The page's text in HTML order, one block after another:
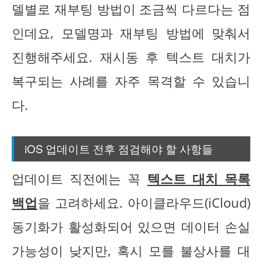
델별로 재부팅 방법이 조금씩 다르다는 점
인데요, 모델명과 재부팅 방법에 맞춰서
진행해주세요. 재시동 후 텍스트 대치가
복구되는 사례를 자주 목격할 수 있습니
다.
iOS 업데이트 전후 점검해야 할 사항들
업데이트 직전에는 꼭 텍스트 대치 목록
백업을 고려하세요. 아이클라우드(iCloud)
동기화가 활성화되어 있으면 데이터 손실
가능성이 낮지만, 혹시 모를 불상사를 대